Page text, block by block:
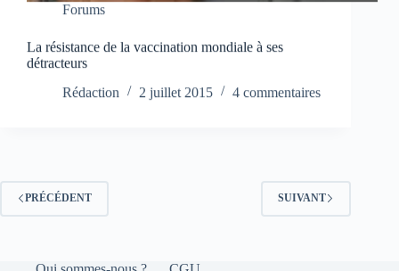
Forums
La résistance de la vaccination mondiale à ses
détracteurs
Rédaction
2 juillet 2015 4 commentaires
PRÉCÉDENT SUIVANT